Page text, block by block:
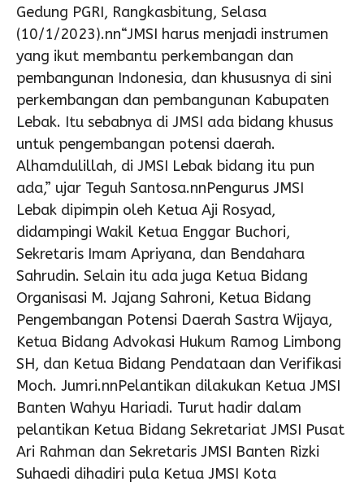
Gedung PGRI, Rangkasbitung, Selasa
(10/1/2023).nn“JMSI harus menjadi instrumen
yang ikut membantu perkembangan dan
pembangunan Indonesia, dan khususnya di sini
perkembangan dan pembangunan Kabupaten
Lebak. Itu sebabnya di JMSI ada bidang khusus
untuk pengembangan potensi daerah.
Alhamdulillah, di JMSI Lebak bidang itu pun
ada,” ujar Teguh Santosa.nnPengurus JMSI
Lebak dipimpin oleh Ketua Aji Rosyad,
didampingi Wakil Ketua Enggar Buchori,
Sekretaris Imam Apriyana, dan Bendahara
Sahrudin. Selain itu ada juga Ketua Bidang
Organisasi M. Jajang Sahroni, Ketua Bidang
Pengembangan Potensi Daerah Sastra Wijaya,
Ketua Bidang Advokasi Hukum Ramog Limbong
SH, dan Ketua Bidang Pendataan dan Verifikasi
Moch. Jumri.nnPelantikan dilakukan Ketua JMSI
Banten Wahyu Hariadi. Turut hadir dalam
pelantikan Ketua Bidang Sekretariat JMSI Pusat
Ari Rahman dan Sekretaris JMSI Banten Rizki
Suhaedi dihadiri pula Ketua JMSI Kota